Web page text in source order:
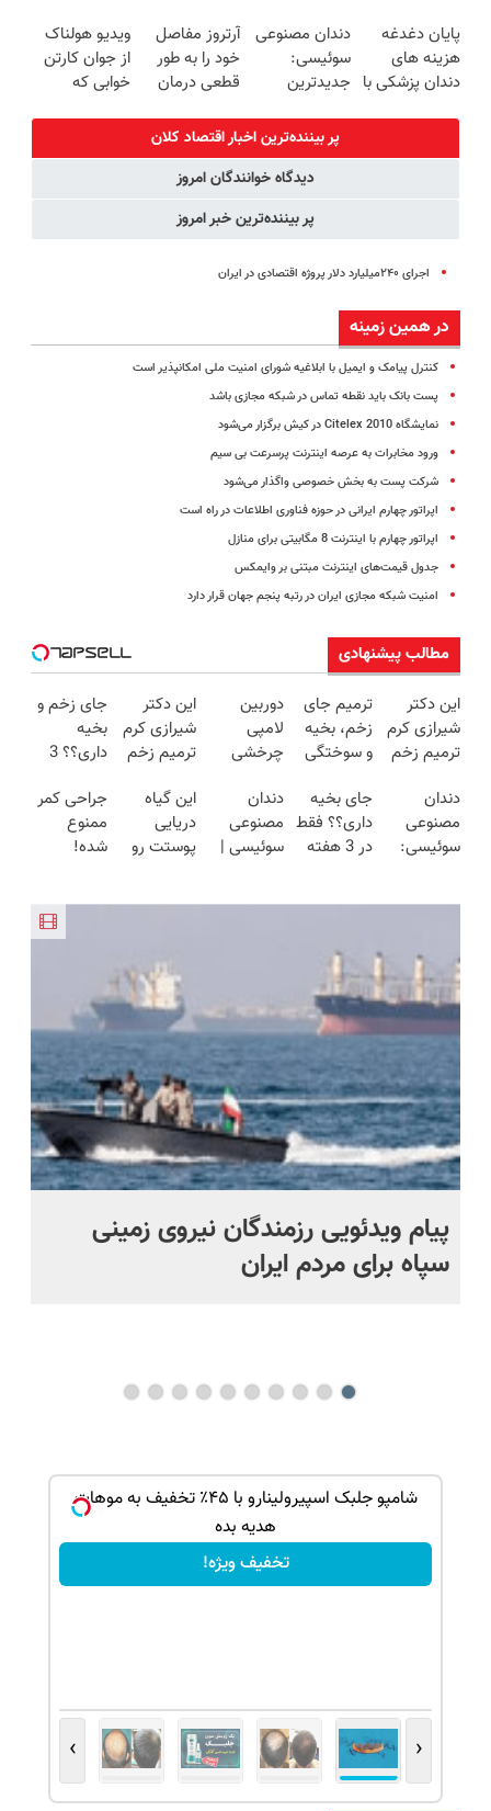
برگردون
(40%off)
پایان دغدغه
هزینه های
دندان پزشکی با
دندان مصنوعی
سوئیسی:
جدیدترین
سبک و مقاوم |
پرداخت قسطی
آرتروز مفاصل
خود را به طور
قطعی درمان
◗پرسش‌نامه◖
ویدیو هولناک
از جوان کارتن
خوابی که
پر بیننده‌ترین اخبار اقتصاد كلان
دیدگاه خوانندگان امروز
پر بیننده‌ترین خبر امروز
اجرای ۲۴۰میلیارد دلار پروژه اقتصادی در ایران
در همین زمینه
کنترل پیامک و ایمیل‌ با ابلاغیه شورای امنیت ملی امکانپذیر است
پست بانک باید نقطه تماس در شبکه مجازی باشد
نمایشگاه Citelex 2010 در کیش برگزار می‌شود
ورود مخابرات به عرصه اینترنت پرسرعت بی سیم
شرکت پست به بخش خصوصی واگذار می‌شود
اپراتور چهارم ایرانی در حوزه فناوری اطلاعات در راه است
اپراتور چهارم با اینترنت 8 مگابیتی برای منازل
جدول قیمت‌های اینترنت مبتنی بر وایمکس
امنیت شبکه مجازی ایران در رتبه پنجم جهان قرار دارد
مطالب پیشنهادی
این دکتر
شیرازی کرم
ترمیم زخم
ساخت!!!
ترمیم جای
زخم، بخیه
و سوختگی
هفته!!😍
دوربین
لامپی
چرخشی
فقط امروز
حراج شد🔥
پرداخت
این دکتر
شیرازی کرم
ترمیم زخم
ساخت!!!
جای زخم و
بخیه
داری؟؟ 3
محوش کن!
دندان
مصنوعی
سوئیسی:
پرداخت
قسطی
جای بخیه
داری؟؟ فقط
در 3 هفته
دندان
مصنوعی
سوئیسی |
این گیاه
دریایی
پوستت رو
🔥لینک
خرید
جراحی کمر
ممنوع
شده!
منزل درمان
پیام ویدئویی رزمندگان نیروی زمینی
سپاه برای مردم ایران
شامپو جلبک اسپیرولینارو با ۴۵٪ تخفیف به موهات
هدیه بده
تخفیف ویژه!
‹
›